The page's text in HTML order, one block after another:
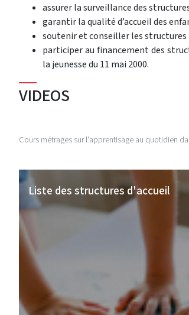
assurer la surveillance des
garantir la qualité d’accueil des
soutenir et conseiller les structures
participer au financement des
la jeunesse du 11 mai 2000.
VIDEOS
Cours métrages sur l'apprentisage au quotidien
Liste des structures d'accueil